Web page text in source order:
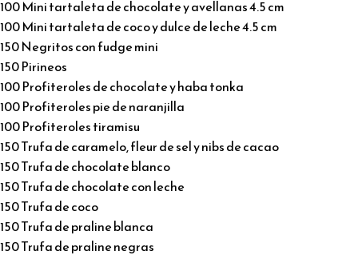
100 Mini tartaleta de chocolate y avellanas 4.5 cm
100 Mini tartaleta de coco y dulce de leche 4.5 cm
150 Negritos con fudge mini
150 Pirineos
100 Profiteroles de chocolate y haba tonka
100 Profiteroles pie de naranjilla
100 Profiteroles tiramisu
150 Trufa de caramelo, fleur de sel y nibs de cacao
150 Trufa de chocolate blanco
150 Trufa de chocolate con leche
150 Trufa de coco
150 Trufa de praline blanca
150 Trufa de praline negras